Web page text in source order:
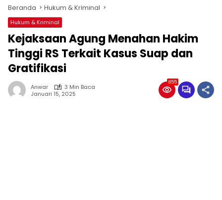
Beranda Hukum & Kriminal
Hukum & Kriminal
Kejaksaan Agung Menahan Hakim
Tinggi RS Terkait Kasus Suap dan
Gratifikasi
Anwar
3 Min Baca
Januari 15, 2025
855